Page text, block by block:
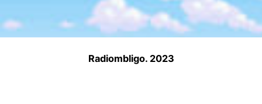
Radiombligo. 2023